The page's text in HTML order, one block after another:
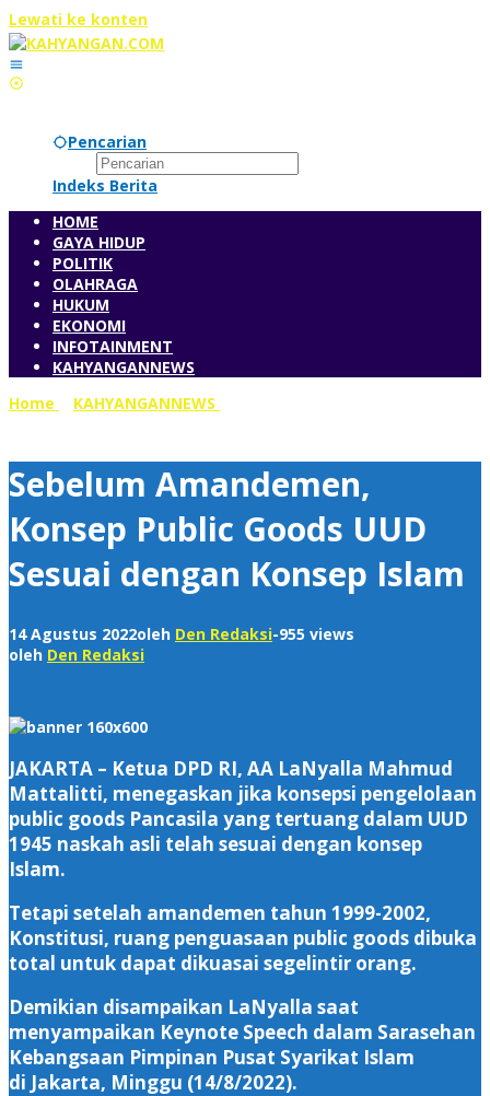
Lewati ke konten
Pencarian
Indeks Berita
HOME
GAYA HIDUP
POLITIK
OLAHRAGA
HUKUM
EKONOMI
INFOTAINMENT
KAHYANGANNEWS
Home
KAHYANGANNEWS
Sebelum Amandemen,
Konsep Public Goods UUD
Sesuai dengan Konsep Islam
14 Agustus 2022oleh Den Redaksi-955 views
oleh Den Redaksi
JAKARTA – Ketua DPD RI, AA LaNyalla Mahmud
Mattalitti, menegaskan jika konsepsi pengelolaan
public goods Pancasila yang tertuang dalam UUD
1945 naskah asli telah sesuai dengan konsep
Islam.
Tetapi setelah amandemen tahun 1999-2002,
Konstitusi, ruang penguasaan public goods dibuka
total untuk dapat dikuasai segelintir orang.
Demikian disampaikan LaNyalla saat
menyampaikan Keynote Speech dalam Sarasehan
Kebangsaan Pimpinan Pusat Syarikat Islam
di Jakarta, Minggu (14/8/2022).